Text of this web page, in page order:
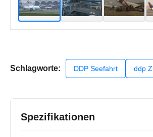
Schlagworte: DDP Seefahrt ddp
Spezifikationen